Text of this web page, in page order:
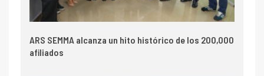
ARS SEMMA alcanza un hito histórico de los 200,000
afiliados